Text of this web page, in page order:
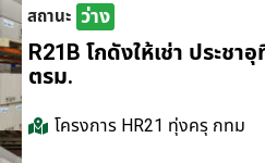
สถานะ ว่าง
R21B โกดังให้เช่า ประชา
ตรม.
โครงการ HR21 ทุ่งครุ กทม